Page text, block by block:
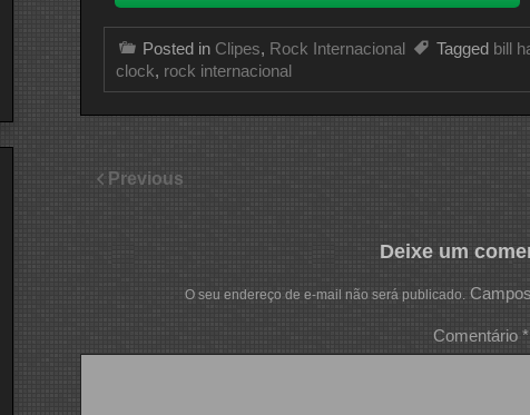
Posted in Clipes, Rock Internacional Tagged bill
clock, rock internacional
Previous
Deixe um
O seu endereço de e-mail não será publicado.
Comentário *